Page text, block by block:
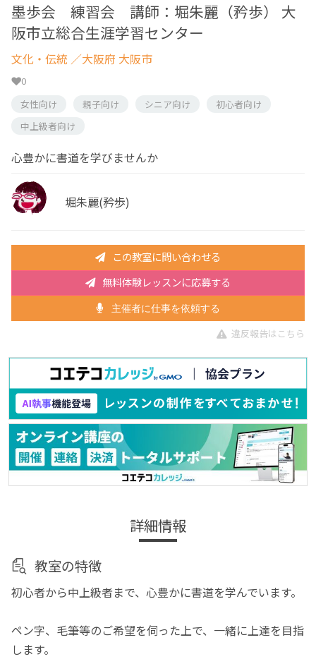
墨歩会 練習会 講師：堀朱麗（矜歩） 大
阪市立総合生涯学習センター
文化・伝統 ／大阪府 大阪市
0
女性向け
親子向け シニア向け
初心者向け
中上級者向け
心豊かに書道を学びませんか
堀朱麗(矜歩)
この教室に問い合わせる
無料体験レッスンに応募する
主催者に仕事を依頼する
違反報告はこちら
詳細情報
教室の特徴
初心者から中上級者まで、心豊かに書道を学んでいます。
ペン字、毛筆等のご希望を伺った上で、一緒に上達を目指
します。